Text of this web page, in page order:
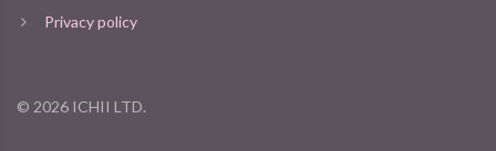
Privacy policy
© 2026 ICHII LTD.